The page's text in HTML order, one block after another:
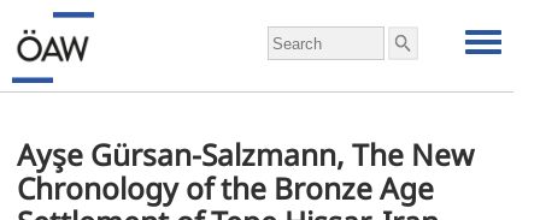
Ayşe Gürsan-Salzmann, The New
Chronology of the Bronze Age